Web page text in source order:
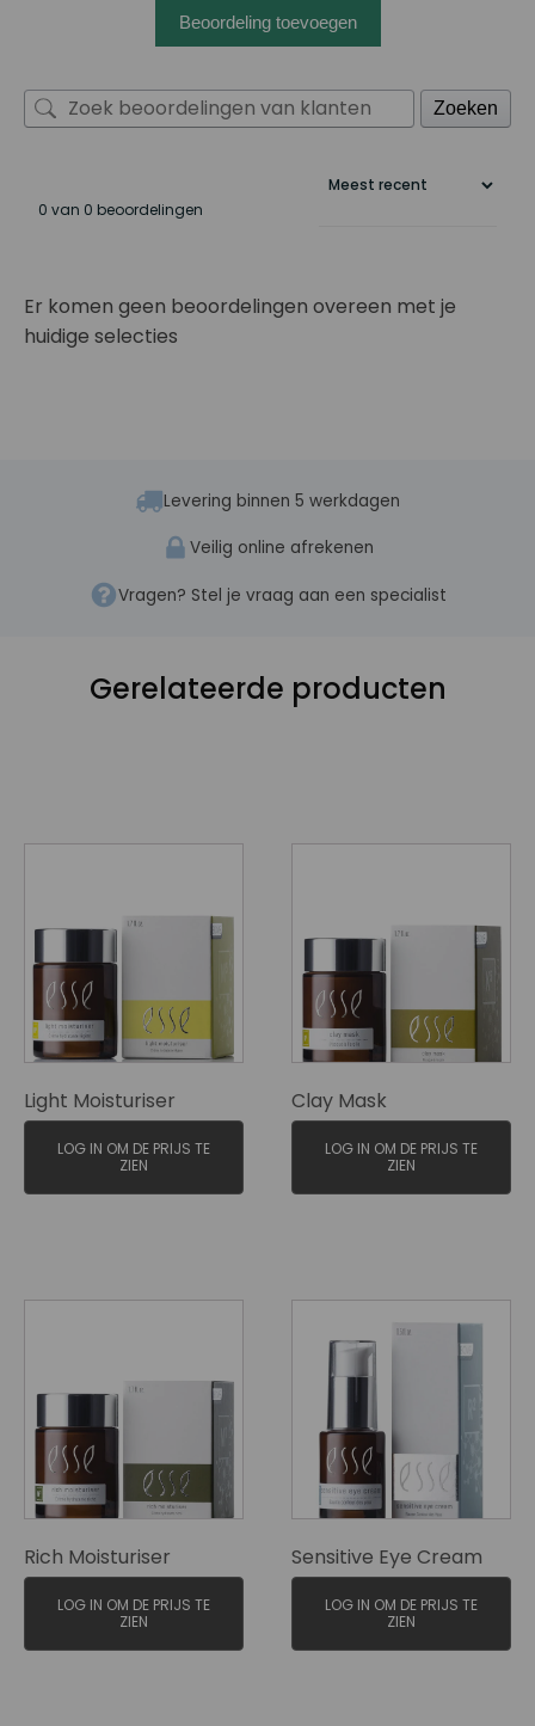
Beoordeling toevoegen
Zoeken
0 van 0 beoordelingen
Er komen geen beoordelingen overeen met je
huidige selecties
Levering binnen 5 werkdagen
Veilig online afrekenen
Vragen? Stel je vraag aan een specialist
Gerelateerde producten
Light Moisturiser
LOG IN OM DE PRIJS TE
ZIEN
Clay Mask
LOG IN OM DE PRIJS TE
ZIEN
Rich Moisturiser
LOG IN OM DE PRIJS TE
ZIEN
Sensitive Eye Cream
LOG IN OM DE PRIJS TE
ZIEN